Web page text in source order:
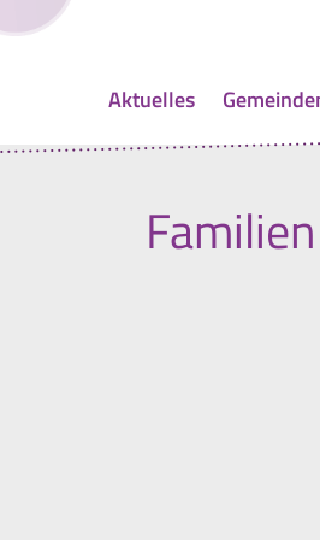
Aktuelles
Familien